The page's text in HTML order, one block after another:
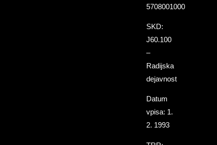
5708001000
SKD:
J60.100
–
Radijska
dejavnost
Datum
vpisa: 1.
2. 1993